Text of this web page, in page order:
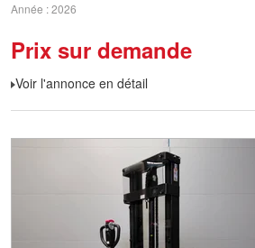
Année 2026
Prix sur demande
Voir l'annonce en détail